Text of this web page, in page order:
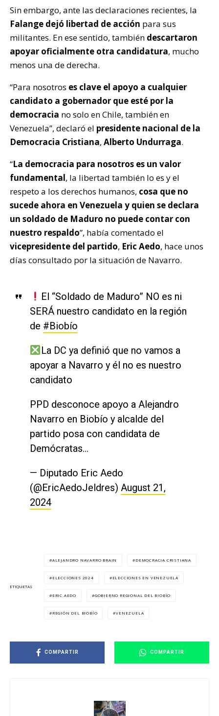
Sin embargo, ante las declaraciones recientes, la
Falange dejó libertad de acción para sus
militantes. En ese sentido, también descartaron
apoyar oficialmente otra candidatura, mucho
menos una de derecha.
“Para nosotros es clave el apoyo a cualquier
candidato a gobernador que esté por la
democracia no solo en Chile, también en
Venezuela”, declaró el presidente nacional de la
Democracia Cristiana, Alberto Undurraga.
“La democracia para nosotros es un valor
fundamental, la libertad también lo es y el
respeto a los derechos humanos, cosa que no
sucede ahora en Venezuela y quien se declara
un soldado de Maduro no puede contar con
nuestro respaldo”, había comentado el
vicepresidente del partido, Eric Aedo, hace unos
días consultado por la situación de Navarro.
El “Soldado de Maduro” NO es ni
SERÁ nuestro candidato en la región
de #Biobío
La DC ya definió que no vamos a
apoyar a Navarro y él no es nuestro
candidato
PPD desconoce apoyo a Alejandro
Navarro en Biobío y alcalde del
partido posa con candidata de
Demócratas…
— Diputado Eric Aedo
(@EricAedoJeldres) August 21,
2024
ETIQUETAS
ALEJANDRO NAVARRO BRAIN DEMOCRACIA CRISTIANA
ELECCIONES 2024 ELECCIONES EN VENEZUELA
ERIC AEDO GOBIERNO REGIONAL DEL BIOBÍO
REGIÓN DEL BIOBÍO VENEZUELA
COMPARTIR COMPARTIR